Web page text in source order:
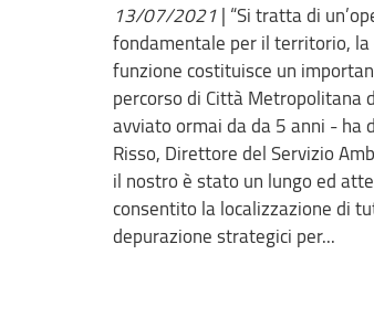
13/07/2021 | “Si tratta di
fondamentale per il territorio, la
funzione costituisce un
percorso di Città Metropolitana
avviato ormai da da 5 anni - ha
Risso, Direttore del Servizio
il nostro è stato un lungo ed
consentito la localizzazione di
depurazione strategici per...